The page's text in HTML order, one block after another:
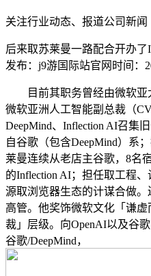
关注行业动态、报道公司新闻
后来取苏莱曼一路配合开办了
发布：j9游国际站官网 时间：
目前其职务曾经由微软亚
微软亚洲人工智能副总裁（
DeepMind、Inflection AI召集旧
自谷歌（包含DeepMind）系
莱曼连续从老店主谷歌，8名
的Inflection AI；担任取工程
源取浏览器生态的计谋合做。
高管。他奖饰微软文化「谦
裁」层级。向OpenAI以及谷
谷歌/DeepMind，